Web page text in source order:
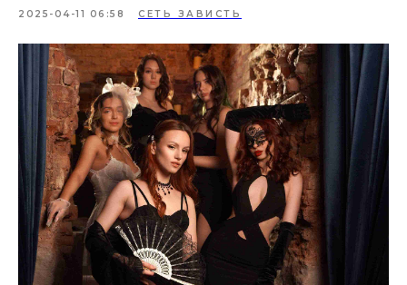
2025-04-11 06:58 СЕТЬ ЗАВИСТЬ